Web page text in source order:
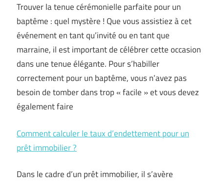
Trouver la tenue cérémonielle parfaite pour un
baptême : quel mystère ! Que vous assistiez à cet
événement en tant qu’invité ou en tant que
marraine, il est important de célébrer cette occasion
dans une tenue élégante. Pour s’habiller
correctement pour un baptême, vous n’avez pas
besoin de tomber dans trop « facile » et vous devez
également faire
Comment calculer le taux d’endettement pour un
prêt immobilier ?
Dans le cadre d’un prêt immobilier, il s’avère